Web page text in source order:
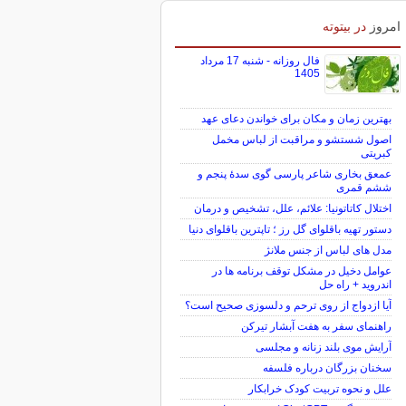
امروز در بیتوته
فال روزانه - شنبه 17 مرداد
1405
بهترین زمان و مکان برای خواندن دعای عهد
اصول شستشو و مراقبت از لباس مخمل
کبریتی
عمعق بخاری شاعر پارسی گوی سدهٔ پنجم و
ششم قمری
اختلال کاتاتونیا: علائم، علل، تشخیص و درمان
دستور تهیه باقلوای گل رز ؛ تاپترین باقلوای دنیا
مدل های لباس از جنس ملانژ
عوامل دخیل در مشکل توقف برنامه ها در
اندروید + راه حل
آیا ازدواج از روی ترحم و دلسوزی صحیح است؟
راهنمای سفر به هفت آبشار تیرکن
آرایش موی بلند زنانه و مجلسی
سخنان بزرگان درباره فلسفه
علل و نحوه تربیت کودک خرابکار